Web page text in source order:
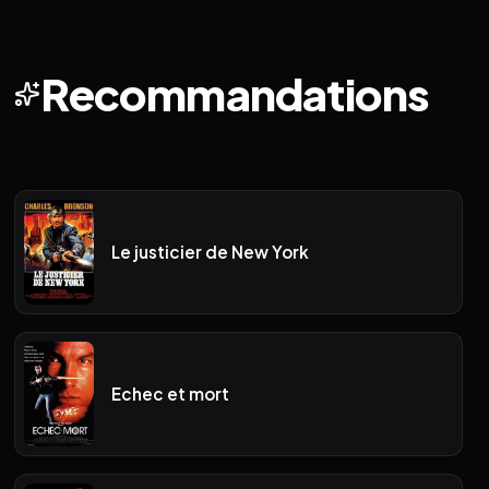
Recommandations
Le justicier de New York
Echec et mort